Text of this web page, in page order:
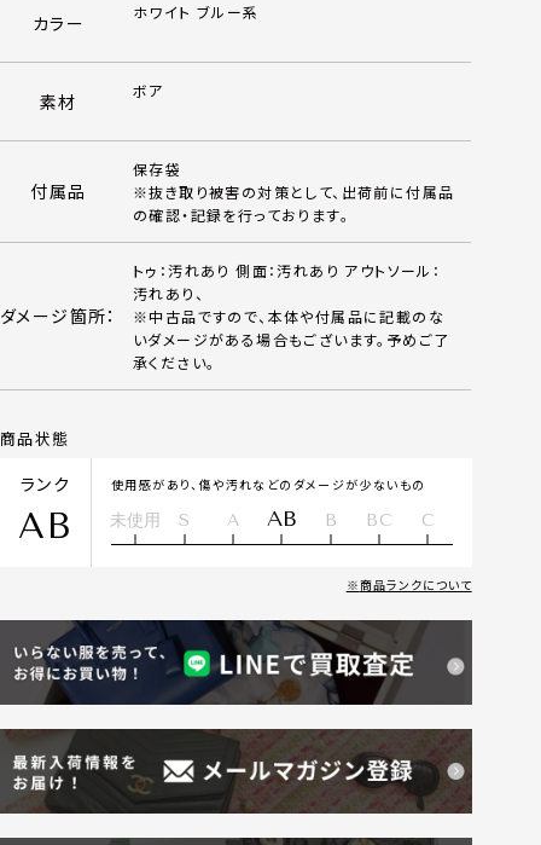
カラー ホワイト ブルー系
素材 ボア
付属品
保存袋
※抜き取り被害の対策として、出荷前に付属品
の確認・記録を行っております。
ダメージ箇所：
トゥ：汚れあり 側面：汚れあり アウトソール：
汚れあり、
※中古品ですので、本体や付属品に記載のな
いダメージがある場合もございます。予めご了
承ください。
商品状態
ランク
AB
使用感があり、傷や汚れなどのダメージが少ないもの
未使用 S A AB B BC C
商品ランクについて